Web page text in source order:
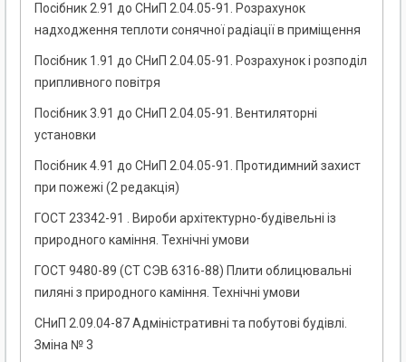
Посібник 2.91 до СНиП 2.04.05-91. Розрахунок
надходження теплоти сонячної радіації в приміщення
Посібник 1.91 до СНиП 2.04.05-91. Розрахунок і розподіл
припливного повітря
Посібник 3.91 до СНиП 2.04.05-91. Вентиляторні
установки
Посібник 4.91 до СНиП 2.04.05-91. Протидимний захист
при пожежі (2 редакція)
ГОСТ 23342-91 . Вироби архітектурно-будівельні із
природного каміння. Технічні умови
ГОСТ 9480-89 (СТ СЭВ 6316-88) Плити облицювальні
пиляні з природного каміння. Технічні умови
СНиП 2.09.04-87 Адміністративні та побутові будівлі.
Зміна № 3